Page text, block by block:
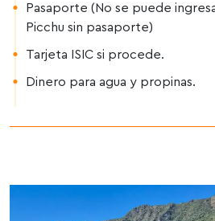
Pasaporte (No se puede
Picchu sin pasaporte)
Tarjeta ISIC si procede.
Dinero para agua y propinas.